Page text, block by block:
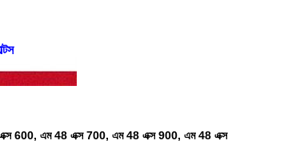
600, এম 48 এক্স 700, এম 48 এক্স 900, এম 48 এক্স